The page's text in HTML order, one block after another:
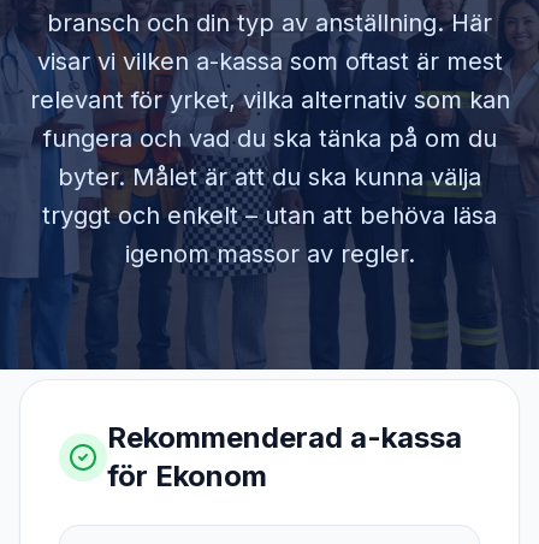
bransch och din typ av anställning. Här
visar vi vilken a-kassa som oftast är mest
relevant för yrket, vilka alternativ som kan
fungera och vad du ska tänka på om du
byter. Målet är att du ska kunna välja
tryggt och enkelt – utan att behöva läsa
igenom massor av regler.
Rekommenderad a-kassa
för Ekonom